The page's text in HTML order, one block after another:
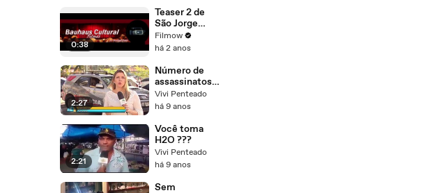
0:38
Teaser 2 de
São Jorge
contra o
Dragão
Filmow
há 2 anos
2:27
Número de
assassinatos
cresce em
todas as
Ceará
Vivi Penteado
há 9 anos
2:21
Você toma
H2O ???
Vivi Penteado
há 9 anos
Sem